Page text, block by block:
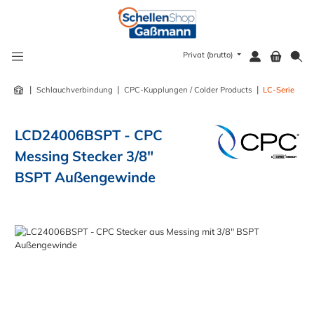
Privat (brutto)
| Schlauchverbindung | CPC-Kupplungen / Colder Products | LC-Serie
LCD24006BSPT - CPC
Messing Stecker 3/8"
BSPT Außengewinde
Bildergalerie überspringen